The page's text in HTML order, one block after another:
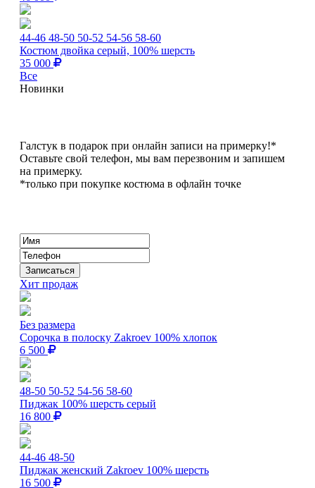
44-46 48-50 50-52 54-56 58-60
Костюм двойка серый, 100% шерсть
35 000
Все
Новинки
Галстук в подарок при онлайн записи на примерку!*
Оставьте свой телефон, мы вам перезвоним и запишем
на примерку.
*только при покупке костюма в офлайн точке
Хит продаж
Без размера
Сорочка в полоску Zakroev 100% хлопок
6 500
48-50 50-52 54-56 58-60
Пиджак 100% шерсть серый
16 800
44-46 48-50
Пиджак женский Zakroev 100% шерсть
16 500